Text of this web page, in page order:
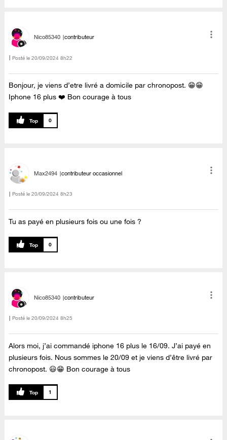
Nico85340 contributeur
Posté le ‎20/09/2024 8h22
Bonjour, je viens d’etre livré a domicile par chronopost. 😁😁
Iphone 16 plus ❤️ Bon courage à tous
0
Max2494 contributeur occasionnel
Posté le ‎20/09/2024 8h23
Tu as payé en plusieurs fois ou une fois ?
0
Nico85340 contributeur
Posté le ‎20/09/2024 8h25
Alors moi, j’ai commandé iphone 16 plus le 16/09. J’ai payé en
plusieurs fois. Nous sommes le 20/09 et je viens d’être livré par
chronopost. 😃😁 Bon courage à tous
1